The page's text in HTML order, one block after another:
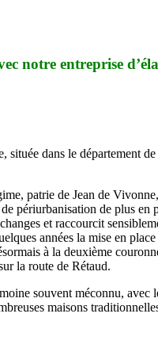
notre entreprise
située dans le département
patrie de Jean de
périurbanisation de plus en
et raccourcit
années la mise en
à la deuxième
la route de Rétaud.
souvent méconnu, avec
maisons